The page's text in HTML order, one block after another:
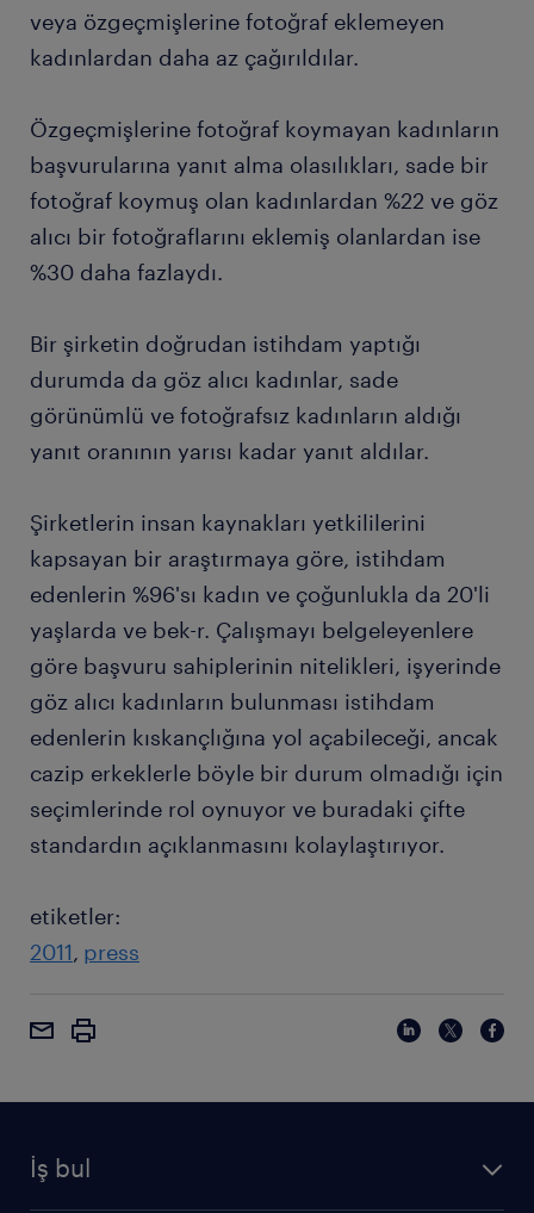
veya özgeçmişlerine fotoğraf eklemeyen
kadınlardan daha az çağırıldılar.
Özgeçmişlerine fotoğraf koymayan kadınların
başvurularına yanıt alma olasılıkları, sade bir
fotoğraf koymuş olan kadınlardan %22 ve göz
alıcı bir fotoğraflarını eklemiş olanlardan ise
%30 daha fazlaydı.
Bir şirketin doğrudan istihdam yaptığı
durumda da göz alıcı kadınlar, sade
görünümlü ve fotoğrafsız kadınların aldığı
yanıt oranının yarısı kadar yanıt aldılar.
Şirketlerin insan kaynakları yetkililerini
kapsayan bir araştırmaya göre, istihdam
edenlerin %96'sı kadın ve çoğunlukla da 20'li
yaşlarda ve bek-r. Çalışmayı belgeleyenlere
göre başvuru sahiplerinin nitelikleri, işyerinde
göz alıcı kadınların bulunması istihdam
edenlerin kıskançlığına yol açabileceği, ancak
cazip erkeklerle böyle bir durum olmadığı için
seçimlerinde rol oynuyor ve buradaki çifte
standardın açıklanmasını kolaylaştırıyor.
etiketler:
2011 press
İş bul